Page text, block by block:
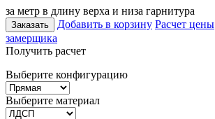
за метр в длину верха и низа гарнитура
Заказать Добавить в корзину Расчет цены
замерщика
Получить расчет
Выберите конфигурацию
Выберите материал